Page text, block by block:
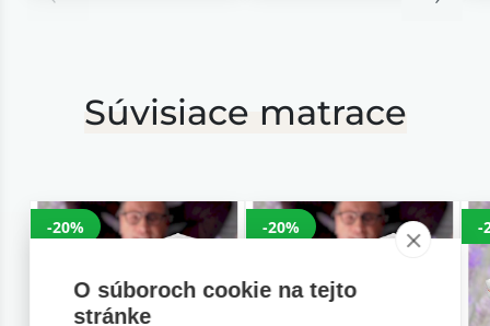
Súvisiace matrace
-20% -20% -
O súboroch cookie na tejto
stránke